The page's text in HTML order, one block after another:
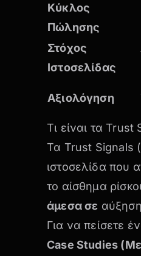
Κύκλος
Πώλησης
Στόχος
Ιστοσελίδας
Αξιολόγηση
Τι είναι τα
Τα Trust Signals
ιστοσελίδα που
το αίσθημα
άμεσα σε
Για να πείσετε
Case Studies